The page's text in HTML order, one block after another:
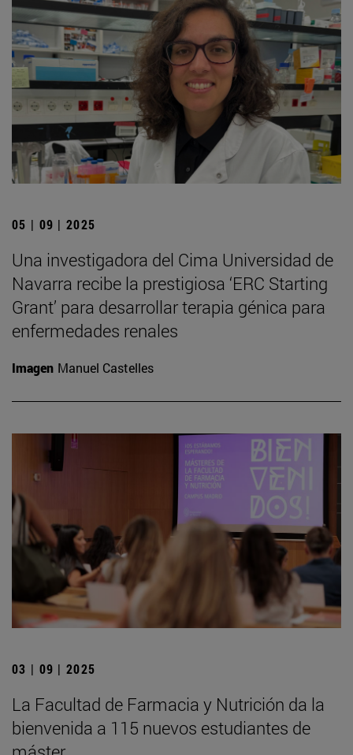
05 | 09 | 2025
Una investigadora del Cima Universidad de
Navarra recibe la prestigiosa ‘ERC Starting
Grant’ para desarrollar terapia génica para
enfermedades renales
Imagen Manuel Castelles
03 | 09 | 2025
La Facultad de Farmacia y Nutrición da la
bienvenida a 115 nuevos estudiantes de